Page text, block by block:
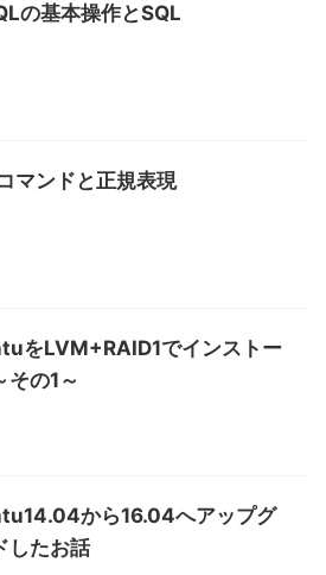
の基本操作とSQL
マンドと正規表現
をLVM+RAID1でインストー
の1～
から16.04へアップグ
したお話